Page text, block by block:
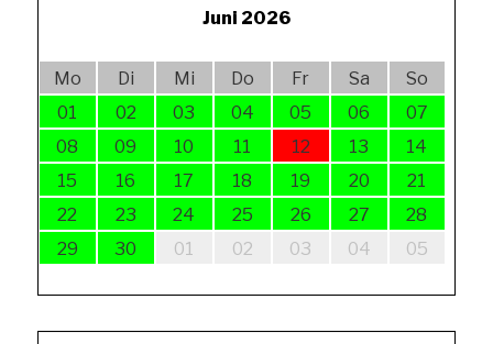
Juni 2026
Mo Di Mi Do Fr Sa
So
01
02 03 04 05 06
07
08
09 10 11 12 13
14
15
16 17 18 19 20
21
22
23 24 25 26 27
28
29
30 01 02 03 04 05